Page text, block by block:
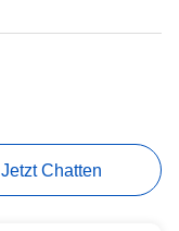
Jetzt Chatten